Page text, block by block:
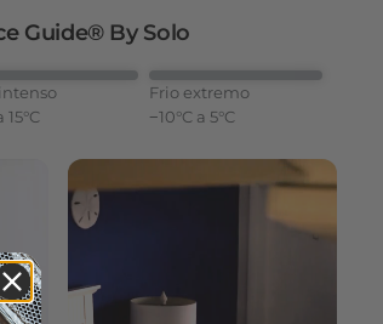
Guide® By Solo
15°C
Frio extremo
−10°C a 5°C